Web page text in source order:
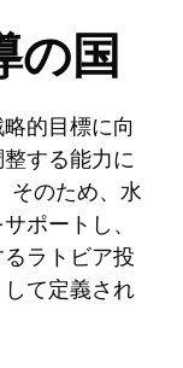
の国
的目標に向
する能力に
そのため、水
ポートし、
ラトビア投
て定義され